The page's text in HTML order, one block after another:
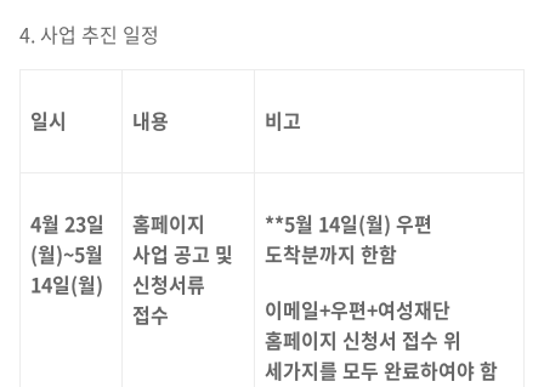
4. 사업 추진 일정
일시 내용 비고
4월 23일
(월)~5월
14일(월)
홈페이지
사업 공고 및
신청서류
접수
**5월 14일(월) 우편
도착분까지 한함
이메일+우편+여성재단
홈페이지 신청서 접수 위
세가지를 모두 완료하여야 함